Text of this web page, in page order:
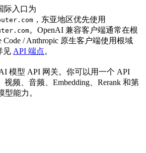
际入口为
，东亚地区优先使用
。OpenAI 兼容客户端通常在根
Code / Anthropic 原生客户端使用根域
见 API 端点。
模型 API 网关。你可以用一个 API
频、音频、Embedding、Rerank 和第
型能力。